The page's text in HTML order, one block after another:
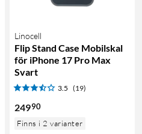
Linocell
Flip Stand Case Mobilskal
för iPhone 17 Pro Max
Svart
3.5 (19)
24990
Finns i 2 varianter